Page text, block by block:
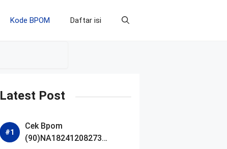
Kode BPOM Daftar isi
Latest Post
Cek Bpom
(90)NA18241208273